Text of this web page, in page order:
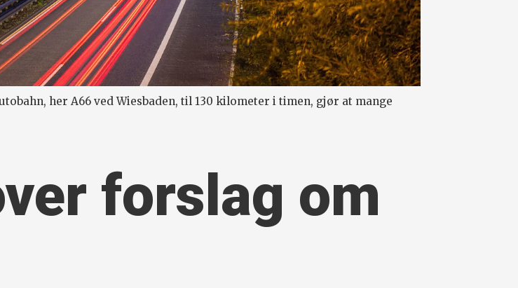
her A66 ved Wiesbaden, til 130 kilometer i timen, gjør at mange
forslag om